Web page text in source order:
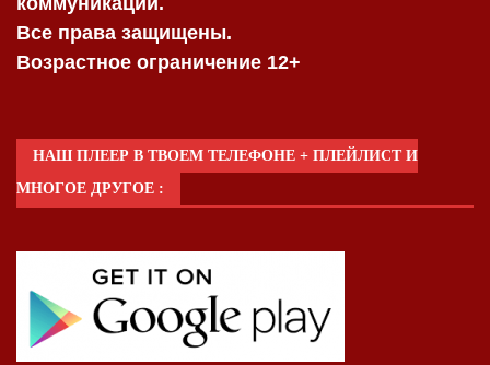
Все права защищены.
Возрастное ограничение 12+
НАШ ПЛЕЕР В ТВОЕМ ТЕЛЕФОНЕ + ПЛЕЙЛИСТ И
МНОГОЕ ДРУГОЕ :